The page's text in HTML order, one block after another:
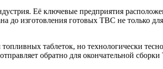
Её ключевые предприятия
до изготовления готовых ТВС не только
таблеток, но технологически
обратно для окончательной